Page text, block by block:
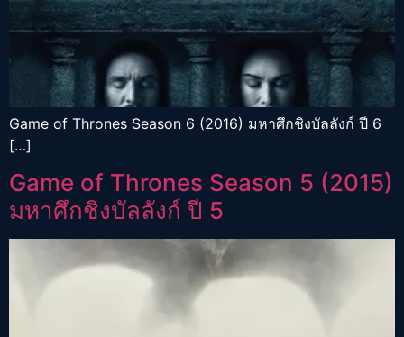
Game of Thrones Season 6 (2016) มหาศึกชิงบัลลังก์ ปี 6
[…]
Game of Thrones Season 5 (2015)
มหาศึกชิงบัลลังก์ ปี 5